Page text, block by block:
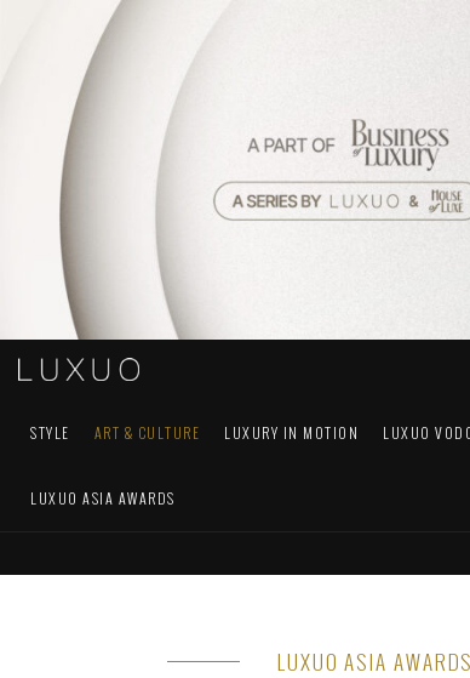
STYLE ART & CULTURE LUXURY IN MOTION LUXUO
LUXUO ASIA AWARDS
LUXUO ASIA